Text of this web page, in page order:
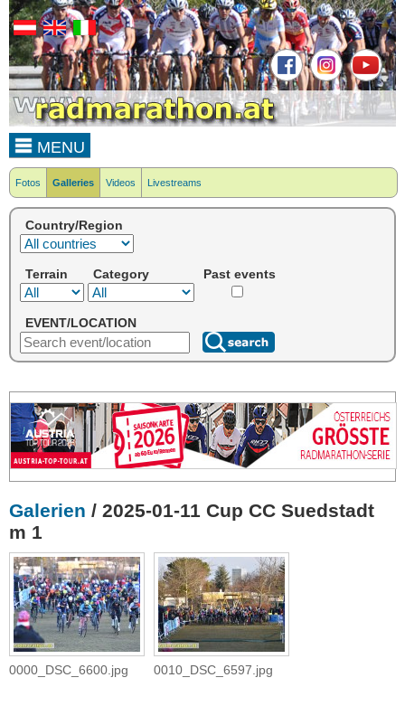
MENU
Fotos Galleries Videos Livestreams
Country/Region
Terrain Category Past events
EVENT/LOCATION
Galerien / 2025-01-11 Cup CC Suedstadt
m 1
0000_DSC_6600.jpg 0010_DSC_6597.jpg